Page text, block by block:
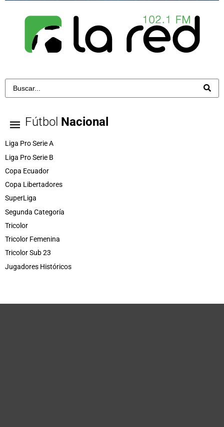
Fútbol Nacional
Liga Pro Serie A
Liga Pro Serie B
Copa Ecuador
Copa Libertadores
SuperLiga
Segunda Categoría
Tricolor
Tricolor Femenina
Tricolor Sub 23
Jugadores Históricos